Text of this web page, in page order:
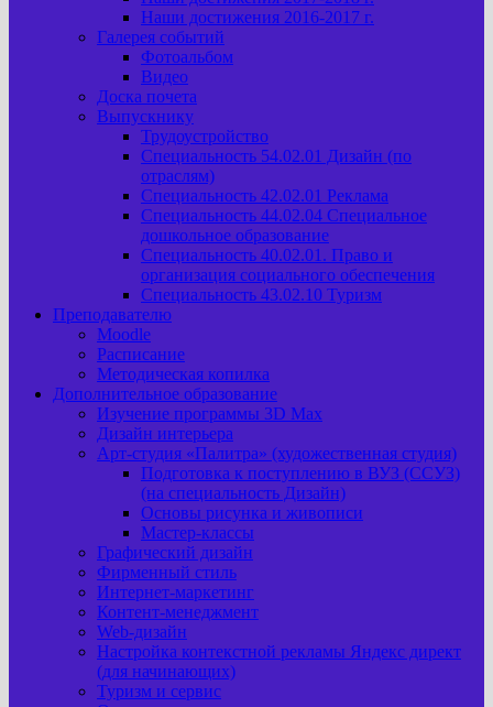
Наши достижения 2016-2017 г.
Галерея событий
Фотоальбом
Видео
Доска почета
Выпускнику
Трудоустройство
Специальность 54.02.01 Дизайн (по
отраслям)
Специальность 42.02.01 Реклама
Специальность 44.02.04 Специальное
дошкольное образование
Специальность 40.02.01. Право и
организация социального обеспечения
Специальность 43.02.10 Туризм
Преподавателю
Moodle
Расписание
Методическая копилка
Дополнительное образование
Изучение программы 3D Max
Дизайн интерьера
Арт-cтудия «Палитра» (художественная студия)
Подготовка к поступлению в ВУЗ (ССУЗ)
(на специальность Дизайн)
Основы рисунка и живописи
Мастер-классы
Графический дизайн
Фирменный стиль
Интернет-маркетинг
Контент-менеджмент
Web-дизайн
Настройка контекстной рекламы Яндекс директ
(для начинающих)
Туризм и сервис